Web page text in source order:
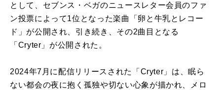
として、セブンス・ベガのニュースレター会員のファ
ン投票によって1位となった楽曲「卵と牛乳とレコー
ド」が公開され、引き続き、その2曲目となる
「Cryter」が公開された。
2024年7月に配信リリースされた「Cryter」は、眠ら
ない都会の夜に抱く孤独や切ない心象が描かれ、メロ